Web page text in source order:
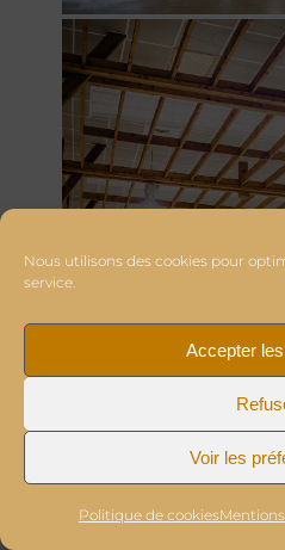
Nous utilisons des cookies pour
service.
Accepter
Voir les
Politique de cookies